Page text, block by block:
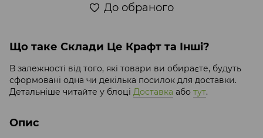
До обраного
Що таке Склади Це Крафт та Інші?
В залежності від того, які товари ви обираєте, будуть
сформовані одна чи декілька посилок для доставки.
Детальніше читайте у блоці Доставка або тут.
Опис